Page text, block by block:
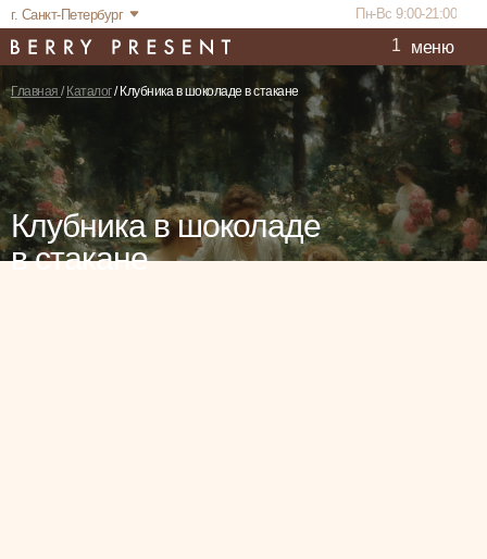
меню
г. Санкт-Петербург Пн-Вс 9:00-21:00
1
Клубника в шоколаде
в стакане
Главная / Каталог/ Клубника в шоколаде в стакане